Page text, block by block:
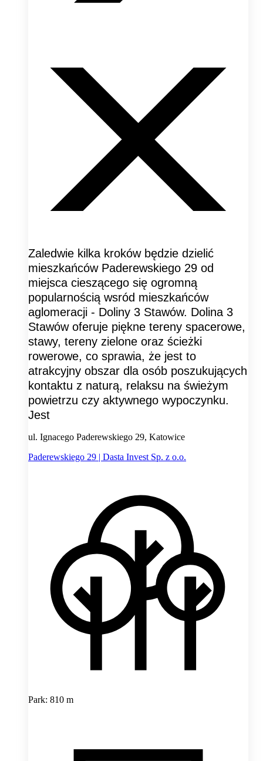
Zaledwie kilka kroków będzie dzielić
mieszkańców Paderewskiego 29 od
miejsca cieszącego się ogromną
popularnością wsród mieszkańców
aglomeracji - Doliny 3 Stawów. Dolina 3
Stawów oferuje piękne tereny spacerowe,
stawy, tereny zielone oraz ścieżki
rowerowe, co sprawia, że jest to
atrakcyjny obszar dla osób poszukujących
kontaktu z naturą, relaksu na świeżym
powietrzu czy aktywnego wypoczynku.
Jest
ul. Ignacego Paderewskiego 29, Katowice
Paderewskiego 29 | Dasta Invest Sp. z o.o.
Park: 810 m